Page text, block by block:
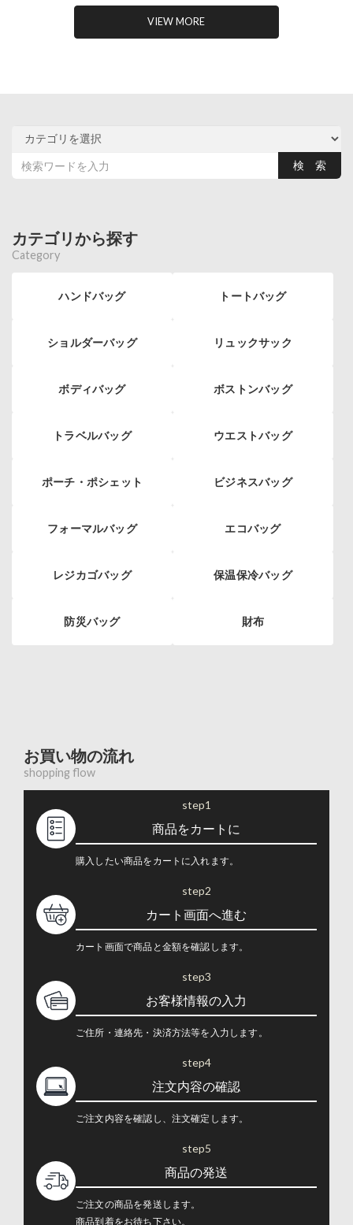
VIEW MORE
カテゴリから探す
Category
ハンドバッグ トートバッグ
ショルダーバッグ リュックサック
ボディバッグ ボストンバッグ
トラベルバッグ ウエストバッグ
ポーチ・ポシェット ビジネスバッグ
フォーマルバッグ エコバッグ
レジカゴバッグ 保温保冷バッグ
防災バッグ 財布
お買い物の流れ
shopping flow
step1
商品をカートに
購入したい商品をカートに入れます。
step2
カート画面へ進む
カート画面で商品と金額を確認します。
step3
お客様情報の入力
ご住所・連絡先・決済方法等を入力します。
step4
注文内容の確認
ご注文内容を確認し、注文確定します。
step5
商品の発送
ご注文の商品を発送します。
商品到着をお待ち下さい。